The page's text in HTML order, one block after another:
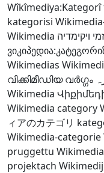
Wîkîmediya:Kategorî
kategorisi
Wikimedia ויקימדיה
Wikimedias
വിക്കിമീഡിയ വർഗ്ഗം
Wikimedia
Wikimedia category
ィアのカテゴリ
Wikimedia-categorie
pruggettu Wikimedia
projektach